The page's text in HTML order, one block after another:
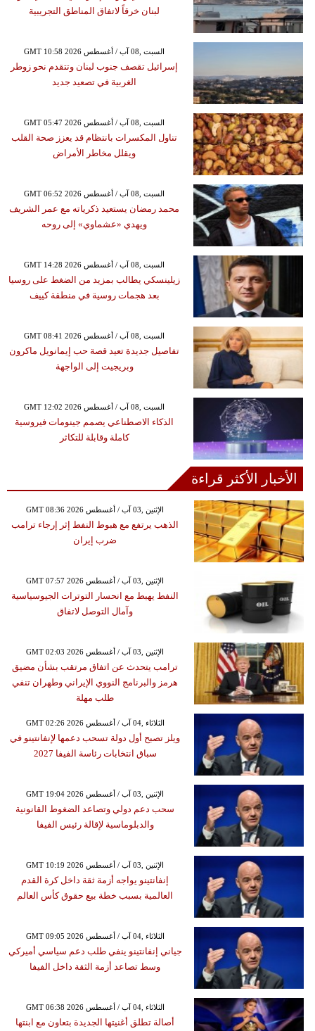
لبنان خرقاً لاتفاق المناطق التجريبية
GMT 10:58 2026 السبت ,08 آب / أغسطس
إسرائيل تقصف جنوب لبنان وتتقدم نحو زوطر
الغربية في تصعيد جديد
GMT 05:47 2026 السبت ,08 آب / أغسطس
تناول المكسرات بانتظام قد يعزز صحة القلب
ويقلل مخاطر الأمراض
GMT 06:52 2026 السبت ,08 آب / أغسطس
محمد رمضان يستعيد ذكرياته مع عمر الشريف
ويهدي «عشماوي» إلى روحه
GMT 14:28 2026 السبت ,08 آب / أغسطس
زيلينسكي يطالب بمزيد من الضغط على روسيا
بعد هجمات روسية في منطقة كييف
GMT 08:41 2026 السبت ,08 آب / أغسطس
تفاصيل جديدة تعيد قصة حب إيمانويل ماكرون
وبريجيت إلى الواجهة
GMT 12:02 2026 السبت ,08 آب / أغسطس
الذكاء الاصطناعي يصمم جينومات فيروسية
كاملة وقابلة للتكاثر
الأخبار الأكثر قراءة
GMT 08:36 2026 الإثنين ,03 آب / أغسطس
الذهب يرتفع مع هبوط النفط إثر إرجاء ترامب
ضرب إيران
GMT 07:57 2026 الإثنين ,03 آب / أغسطس
النفط يهبط مع انحسار التوترات الجيوسياسية
وآمال التوصل لاتفاق
GMT 02:03 2026 الإثنين ,03 آب / أغسطس
ترامب يتحدث عن اتفاق مرتقب بشأن مضيق
هرمز والبرنامج النووي الإيراني وطهران تنفي
طلب مهلة
GMT 02:26 2026 الثلاثاء ,04 آب / أغسطس
ويلز تصبح أول دولة تسحب دعمها لإنفانتينو في
سباق انتخابات رئاسة الفيفا 2027
GMT 19:04 2026 الإثنين ,03 آب / أغسطس
سحب دعم دولي وتصاعد الضغوط القانونية
والدبلوماسية لإقالة رئيس الفيفا
GMT 10:19 2026 الإثنين ,03 آب / أغسطس
إنفانتينو يواجه أزمة ثقة داخل كرة القدم
العالمية بسبب خطة بيع حقوق كأس العالم
GMT 09:05 2026 الثلاثاء ,04 آب / أغسطس
جياني إنفانتينو ينفي طلب دعم سياسي أميركي
وسط تصاعد أزمة الثقة داخل الفيفا
GMT 06:38 2026 الثلاثاء ,04 آب / أغسطس
أصالة تطلق أغنيتها الجديدة بتعاون مع ابنتها